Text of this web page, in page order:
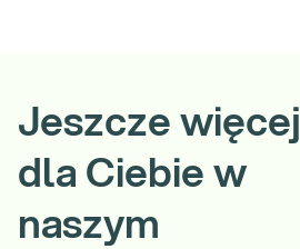
Jeszcze więcej
dla Ciebie w
naszym